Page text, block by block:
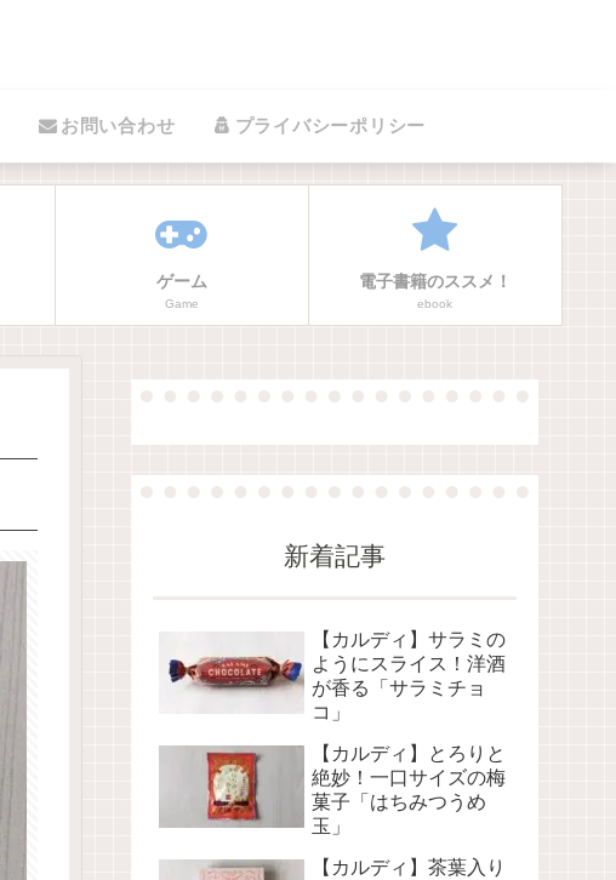
お問い合わせ プライバシーポリシー
ゲーム
Game
電子書籍のススメ！
ebook
新着記事
【カルディ】サラミの
ようにスライス！洋酒
が香る「サラミチョ
コ」
【カルディ】とろりと
絶妙！一口サイズの梅
菓子「はちみつうめ
玉」
【カルディ】茶葉入り